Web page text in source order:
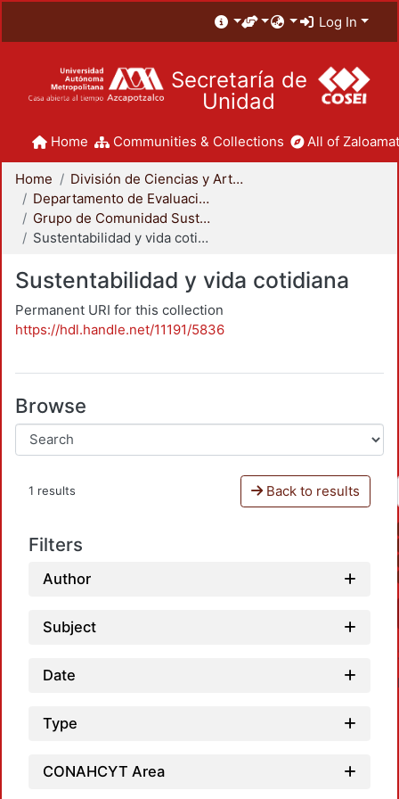
Log In
Secretaría de
Unidad
Home Communities & Collections All of
Home
División de Ciencias y Artes para el Diseño
Departamento de Evaluación del Diseño en el Tiempo
Grupo de Comunidad Sustentable
Sustentabilidad y vida cotidiana
Sustentabilidad y vida cotidiana
Permanent URI for this collection
https://hdl.handle.net/11191/5836
Browse
1 results Back to results
Filters
Author
Subject
Date
Type
CONAHCYT Area